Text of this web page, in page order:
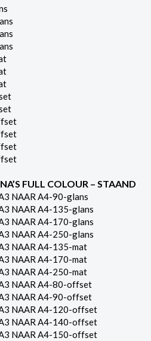
FULL COLOUR – STAAND
NAAR A4-90-glans
NAAR A4-135-glans
NAAR A4-170-glans
NAAR A4-250-glans
NAAR A4-135-mat
NAAR A4-170-mat
NAAR A4-250-mat
NAAR A4-80-offset
NAAR A4-90-offset
NAAR A4-120-offset
NAAR A4-140-offset
NAAR A4-150-offset